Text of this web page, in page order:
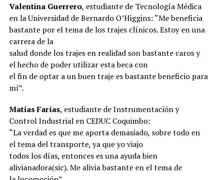
Valentina Guerrero, estudiante de Tecnología Médica
en la Universidad de Bernardo O’Higgins: “Me beneficia
bastante por el tema de los trajes clínicos. Estoy en una
carrera de la
salud donde los trajes en realidad son bastante caros y
el hecho de poder utilizar esta beca con
el fin de optar a un buen traje es bastante beneficio para
mí”.
Matías Farías, estudiante de Instrumentación y
Control Industrial en CEDUC Coquimbo:
“La verdad es que me aporta demasiado, sobre todo en
el tema del transporte, ya que yo viajo
todos los días, entonces es una ayuda bien
alivianadora(sic). Me alivia bastante en el tema de